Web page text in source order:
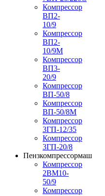
Компрессор
ВП2-
10/9
Компрессор
ВП2-
10/9М
Компрессор
ВП3-
20/9
Компрессор
ВП-50/8
Компрессор
ВП-50/8М
Компрессор
3ГП-12/35
Компрессор
3ГП-20/8
Пензкомпрессормаш
Компрессор
2ВМ10-
50/9
Компрессор